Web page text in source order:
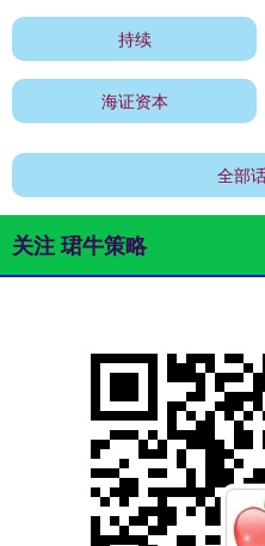
持续
海证资本
全部
关注 珺牛策略